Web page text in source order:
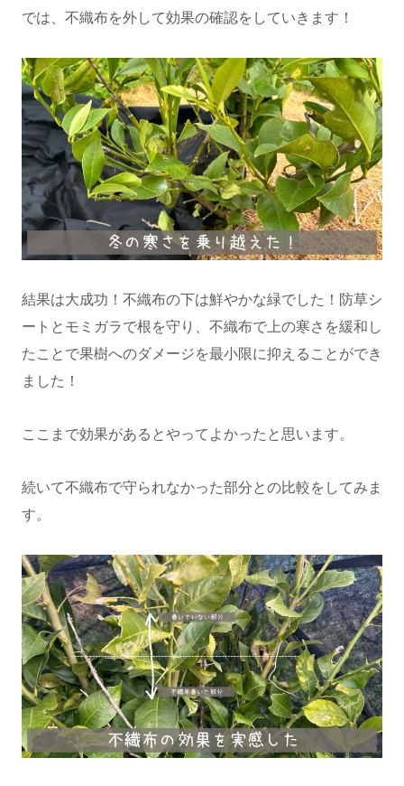
では、不織布を外して効果の確認をしていきます！
結果は大成功！不織布の下は鮮やかな緑でした！防草シ
ートとモミガラで根を守り、不織布で上の寒さを緩和し
たことで果樹へのダメージを最小限に抑えることができ
ました！
ここまで効果があるとやってよかったと思います。
続いて不織布で守られなかった部分との比較をしてみま
す。